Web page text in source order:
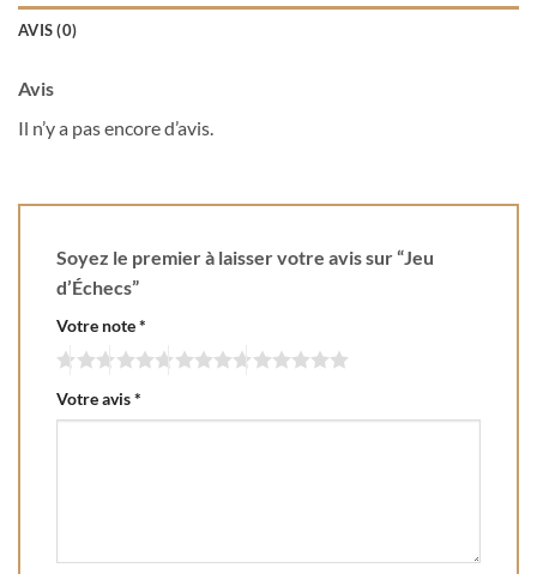
AVIS (0)
Avis
Il n’y a pas encore d’avis.
Soyez le premier à laisser votre avis sur “Jeu
d’Échecs”
Votre note*
Votre avis*